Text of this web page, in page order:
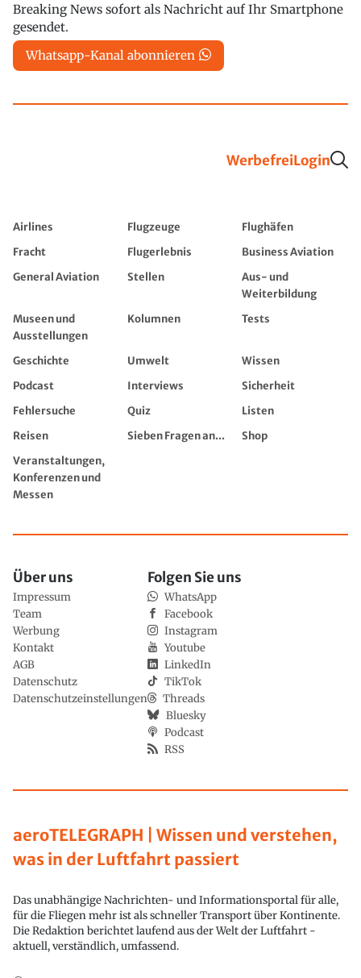
Breaking News sofort als Nachricht auf Ihr Smartphone
gesendet.
Whatsapp-Kanal abonnieren
WerbefreiLogin
Airlines Flugzeuge
Flughäfen
Fracht
Flugerlebnis
Business Aviation
General Aviation
Stellen
Aus- und
Weiterbildung
Museen und
Ausstellungen
Kolumnen Tests
Geschichte Umwelt
Wissen
Podcast
Interviews
Sicherheit
Fehlersuche
Quiz
Listen
Reisen
Sieben Fragen an...
Shop
Veranstaltungen,
Konferenzen und
Messen
aeroTELEGRAPH | Wissen und verstehen,
was in der Luftfahrt passiert
Das unabhängige Nachrichten- und Informationsportal für alle,
für die Fliegen mehr ist als schneller Transport über Kontinente.
Die Redaktion berichtet laufend aus der Welt der Luftfahrt -
aktuell, verständlich, umfassend.
Über uns
Impressum
Team
Werbung
Kontakt
AGB
Datenschutz
Datenschutzeinstellungen
Folgen Sie uns
WhatsApp
Facebook
Instagram
Youtube
LinkedIn
TikTok
Threads
Bluesky
Podcast
RSS